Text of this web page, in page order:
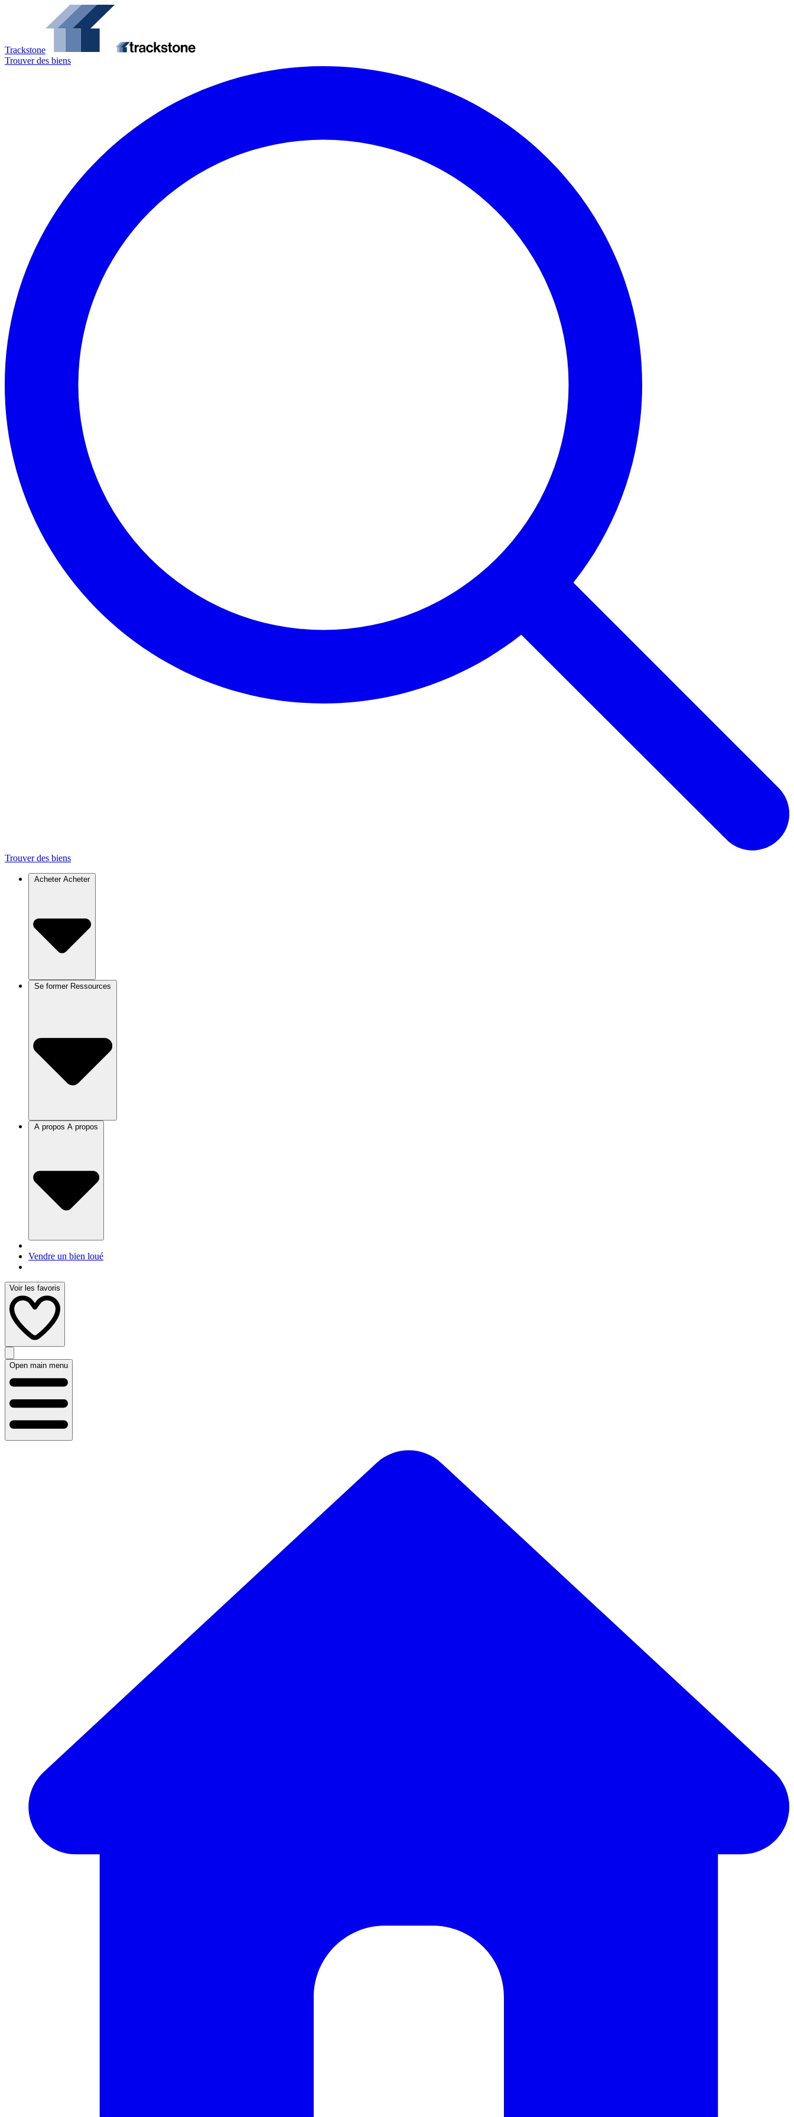
Trackstone
Trouver des biens
Trouver des biens
Acheter Acheter
Se former
A propos
Vendre un bien loué
Voir les favoris
Open main menu